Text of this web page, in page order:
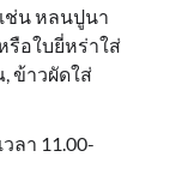
ช่น หลนปูนา
อใบยี่หร่าใส่
ข้าวผัดใส่
ลา 11.00-